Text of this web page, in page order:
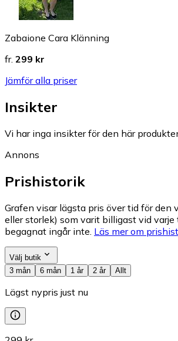
Zabaione Cara Klänning
fr. 299 kr
Jämför alla priser
Insikter
Vi har inga insikter för den här
Annons
Prishistorik
Grafen visar lägsta pris över tid för den
eller storlek) som varit billigast vid
begagnat ingår inte. Läs mer om
Välj butik
3 mån
6 mån 1 år 2 år Allt
Lägst nypris just nu